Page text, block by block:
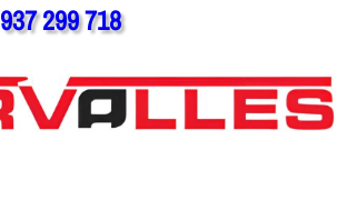
937 299 718